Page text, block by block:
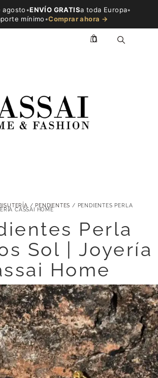
agosto•ENVÍO GRATISa toda Europa•
mínimo•Comprar ahora →
0
/ PENDIENTES / PENDIENTES PERLA
CASSAI HOME
Perla
Sol | Joyería
Home